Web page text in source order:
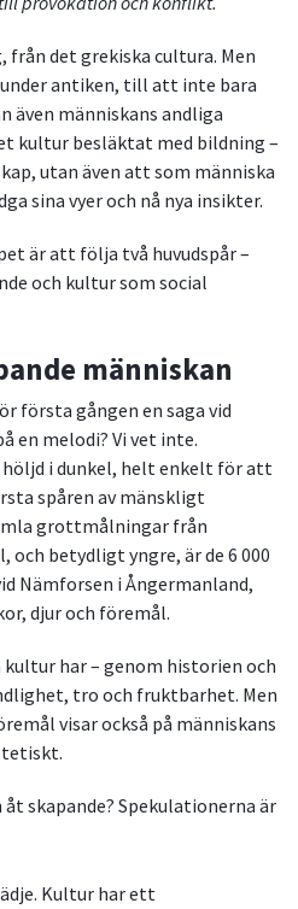
det grekiska cultura. Men
under antiken, till att inte bara
även människans andliga
kultur besläktat med bildning –
utan även att som människa
sina vyer och nå nya insikter.
är att följa två huvudspår –
och kultur som social
människan
första gången en saga vid
en melodi? Vi vet inte.
i dunkel, helt enkelt för att
spåren av mänskligt
grottmålningar från
och betydligt yngre, är de 6 000
Nämforsen i Ångermanland,
djur och föremål.
har – genom historien och
tro och fruktbarhet. Men
visar också på människans
skapande? Spekulationerna är
Kultur har ett